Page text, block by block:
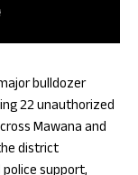
bulldozer
22 unauthorized
Mawana and
district